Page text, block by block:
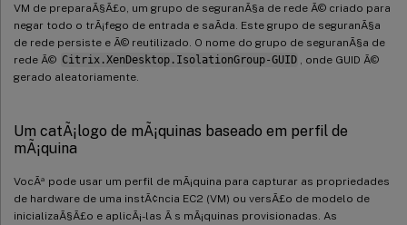
VM de preparaÃ§Ã£o, um grupo de seguranÃ§a de rede Ã© criado para
negar todo o trÃ¡fego de entrada e saÃ­da. Este grupo de seguranÃ§a
de rede persiste e Ã© reutilizado. O nome do grupo de seguranÃ§a de
rede Ã© Citrix.XenDesktop.IsolationGroup-GUID
, onde GUID Ã©
gerado aleatoriamente.
Um catÃ¡logo de mÃ¡quinas baseado em perfil de
mÃ¡quina
VocÃª pode usar um perfil de mÃ¡quina para capturar as propriedades
de hardware de uma instÃ¢ncia EC2 (VM) ou versÃ£o de modelo de
inicializaÃ§Ã£o e aplicÃ¡-las Ã s mÃ¡quinas provisionadas. As